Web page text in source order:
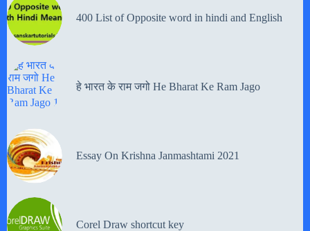
400 List of Opposite word in hindi and English
हे भारत के राम जगो He Bharat Ke Ram Jago
Essay On Krishna Janmashtami 2021
Corel Draw shortcut key